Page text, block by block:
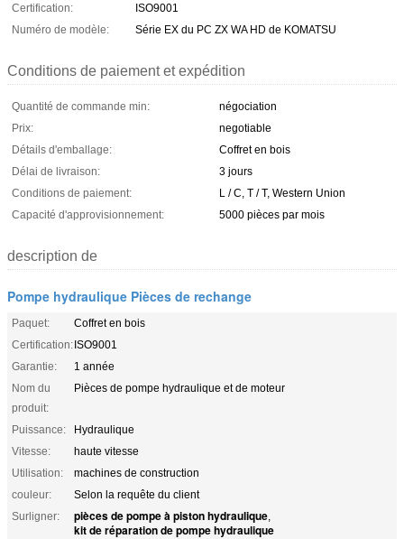
Certification:
ISO9001
Numéro de modèle:
Série EX du PC ZX WA HD de KOMATSU
Conditions de paiement et expédition
Quantité de commande min:
négociation
Prix:
negotiable
Détails d'emballage:
Coffret en bois
Délai de livraison:
3 jours
Conditions de paiement:
L / C, T / T, Western Union
Capacité d'approvisionnement:
5000 pièces par mois
description de
Pompe hydraulique Pièces de rechange
Paquet:
Coffret en bois
Certification:ISO9001
Garantie:
1 année
Nom du
produit:
Pièces de pompe hydraulique et de moteur
Puissance:
Hydraulique
Vitesse:
haute vitesse
Utilisation:
machines de construction
couleur:
Selon la requête du client
Surligner:
pièces de pompe à piston hydraulique,
kit de réparation de pompe hydraulique